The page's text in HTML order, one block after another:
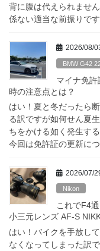
背に腹は代えられませ
係ない適当な前振りで
2026/08/
BMW G42
マイナ免
時の注意点とは？
はい！夏と冬だったら
る訳ですが如何せん夏
ちをかける如く発生す
今回は免許証の更新に
2026/07/
Nikon
これでF4
小三元レンズ AF-S
はい！バイクを手放し
なくなってしまった訳